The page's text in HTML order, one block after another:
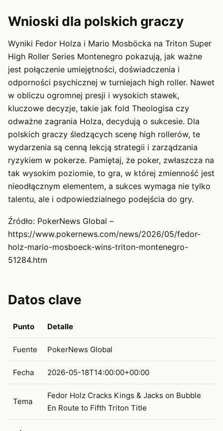
Wnioski dla polskich graczy
Wyniki Fedor Holza i Mario Mosböcka na Triton Super
High Roller Series Montenegro pokazują, jak ważne
jest połączenie umiejętności, doświadczenia i
odporności psychicznej w turniejach high roller. Nawet
w obliczu ogromnej presji i wysokich stawek,
kluczowe decyzje, takie jak fold Theologisa czy
odważne zagrania Holza, decydują o sukcesie. Dla
polskich graczy śledzących scenę high rollerów, te
wydarzenia są cenną lekcją strategii i zarządzania
ryzykiem w pokerze. Pamiętaj, że poker, zwłaszcza na
tak wysokim poziomie, to gra, w której zmienność jest
nieodłącznym elementem, a sukces wymaga nie tylko
talentu, ale i odpowiedzialnego podejścia do gry.
Źródło: PokerNews Global –
https://www.pokernews.com/news/2026/05/fedor-
holz-mario-mosboeck-wins-triton-montenegro-
51284.htm
Datos clave
Punto Detalle
Fuente PokerNews Global
Fecha 2026-05-18T14:00:00+00:00
Tema
Fedor Holz Cracks Kings & Jacks on Bubble
En Route to Fifth Triton Title